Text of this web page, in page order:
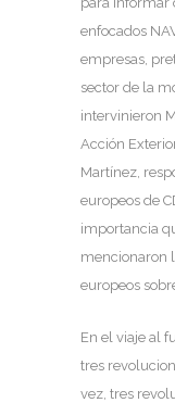
enfocados
empresas,
sector de la
intervinieron
Acción
Martínez,
europeos de
importancia
mencionaron
europeos
En el viaje al
tres
vez, tres